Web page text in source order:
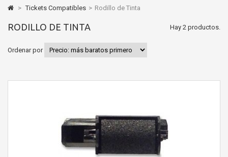
> Tickets Compatibles > Rodillo de Tinta
RODILLO DE TINTA Hay 2 productos.
Ordenar por